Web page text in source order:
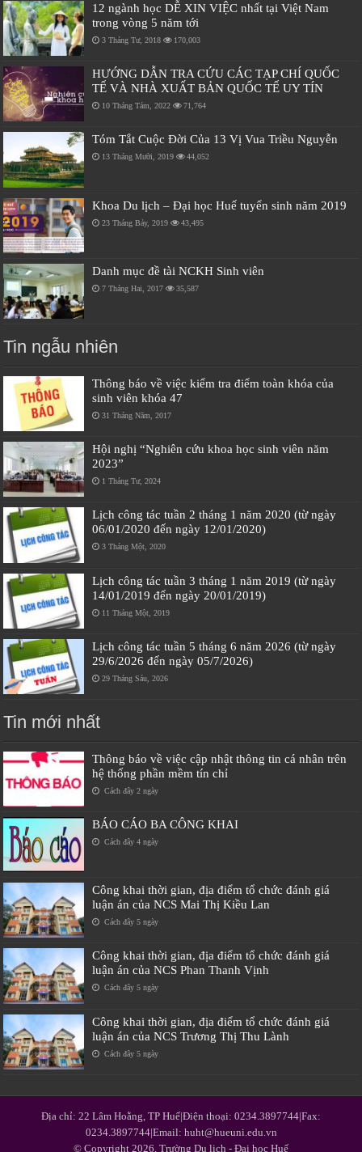
12 ngành học DỄ XIN VIỆC nhất tại Việt Nam
trong vòng 5 năm tới
3 Tháng Tư, 2018 170,003
HƯỚNG DẪN TRA CỨU CÁC TẠP CHÍ QUỐC
TẾ VÀ NHÀ XUẤT BẢN QUỐC TẾ UY TÍN
10 Tháng Tám, 2022 71,764
Tóm Tắt Cuộc Đời Của 13 Vị Vua Triều Nguyễn
13 Tháng Mười, 2019 44,052
Khoa Du lịch – Đại học Huế tuyển sinh năm 2019
23 Tháng Bảy, 2019 43,495
Danh mục đề tài NCKH Sinh viên
7 Tháng Hai, 2017 35,587
Tin ngẫu nhiên
Thông báo về việc kiểm tra điểm toàn khóa của
sinh viên khóa 47
31 Tháng Năm, 2017
Hội nghị “Nghiên cứu khoa học sinh viên năm
2023”
1 Tháng Tư, 2024
Lịch công tác tuần 2 tháng 1 năm 2020 (từ ngày
06/01/2020 đến ngày 12/01/2020)
3 Tháng Một, 2020
Lịch công tác tuần 3 tháng 1 năm 2019 (từ ngày
14/01/2019 đến ngày 20/01/2019)
11 Tháng Một, 2019
Lịch công tác tuần 5 tháng 6 năm 2026 (từ ngày
29/6/2026 đến ngày 05/7/2026)
29 Tháng Sáu, 2026
Tin mới nhất
Thông báo về việc cập nhật thông tin cá nhân trên
hệ thống phần mềm tín chỉ
Cách đây 2 ngày
BÁO CÁO BA CÔNG KHAI
Cách đây 4 ngày
Công khai thời gian, địa điểm tổ chức đánh giá
luận án của NCS Mai Thị Kiều Lan
Cách đây 5 ngày
Công khai thời gian, địa điểm tổ chức đánh giá
luận án của NCS Phan Thanh Vịnh
Cách đây 5 ngày
Công khai thời gian, địa điểm tổ chức đánh giá
luận án của NCS Trương Thị Thu Lành
Cách đây 5 ngày
Địa chỉ: 22 Lâm Hoằng, TP Huế|Điện thoại: 0234.3897744|Fax:
0234.3897744|Email: huht@hueuni.edu.vn
© Copyright 2026, Trường Du lịch - Đại học Huế